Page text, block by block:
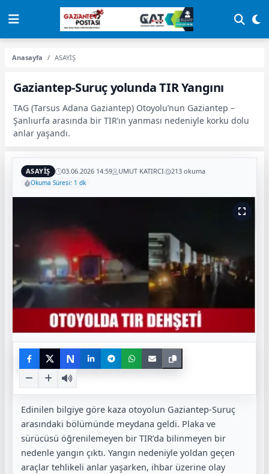
Anasayfa ASAYİŞ
Gaziantep-Suruç yolunda TIR Yangını
TAG (Tarsus Adana Gaziantep) Otoyolu’nun Gaziantep –
Şanlıurfa arasında bir TIR’ın yanması nedeniyle korku dolu
anlar yaşandı.
ASAYİŞ 03.06.2026 14:59 UMUT KATIRCI 213 okuma
Okuma Süresi: 1 dk
N
Edinilen bilgiye göre kaza otoyolun Gaziantep-Suruç
arasındaki bölümünde meydana geldi. Plaka ve
sürücüsü öğrenilemeyen bir TIR’da bilinmeyen bir
nedenle yangın çıktı. Yangın nedeniyle yoldan geçen
araçlar tehlikeli anlar yaşarken, ihbar üzerine olay